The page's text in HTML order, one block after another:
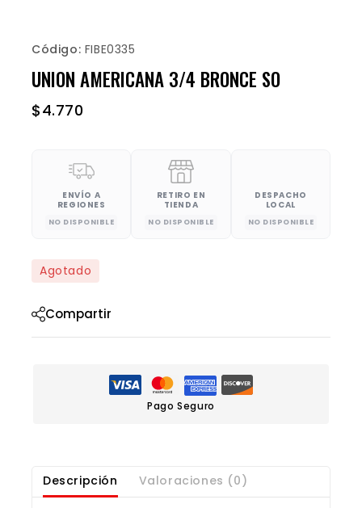
Código: FIBE0335
UNION AMERICANA 3/4 BRONCE SO
$4.770
ENVÍO A
REGIONES
NO DISPONIBLE
RETIRO EN
TIENDA
NO DISPONIBLE
DESPACHO
LOCAL
NO DISPONIBLE
Agotado
Compartir
Pago Seguro
Descripción Valoraciones (0)